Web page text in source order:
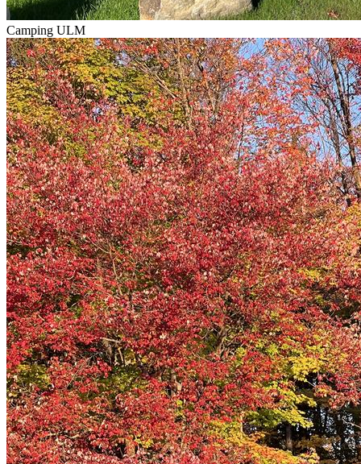
Camping ULM